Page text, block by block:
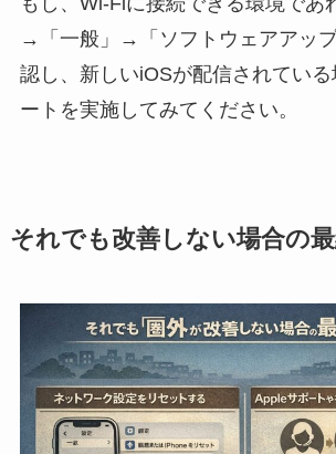
→「一般」→「ソフトウェアアッ
認し、新しいiOSが配信されてい
ートを実施してみてください。
それでも改善しない場合の